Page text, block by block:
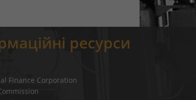
ресурси
Finance Corporation